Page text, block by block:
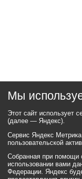
Мы
Этот сайт использует
(далее — Яндекс).
Сервис Яндекс
пользовательской
Собранная при помощи
использовании вами
Федерации. Яндекс